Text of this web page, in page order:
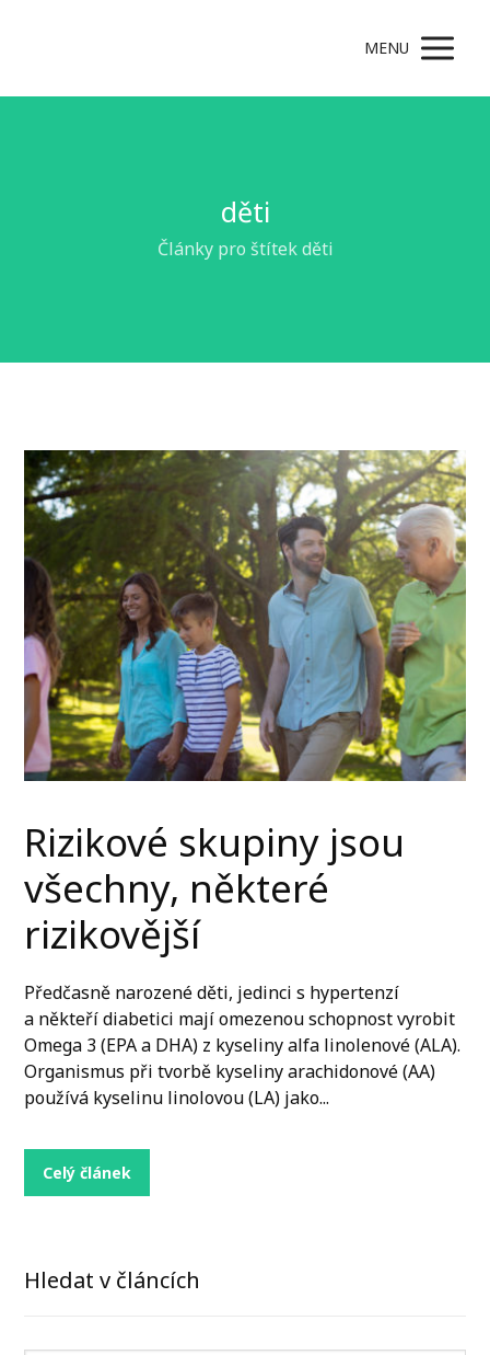
MENU
děti
Články pro štítek děti
Rizikové skupiny jsou
všechny, některé
rizikovější
Předčasně narozené děti, jedinci s hypertenzí
a někteří diabetici mají omezenou schopnost vyrobit
Omega 3 (EPA a DHA) z kyseliny alfa linolenové (ALA).
Organismus při tvorbě kyseliny arachidonové (AA)
používá kyselinu linolovou (LA) jako...
Celý článek
Hledat v článcích